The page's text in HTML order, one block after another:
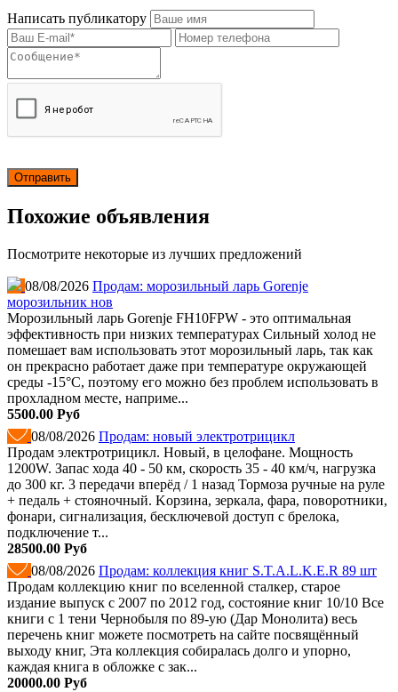
Написать публикатору
Похожие объявления
Посмотрите некоторые из лучших предложений
08/08/2026 Продам: морозильный ларь Gorenje
морозильник нов
Морозильный ларь Gorenje FH10FPW - это оптимальная
эффективность при низких температурах Сильный холод не
помешает вам использовать этот морозильный ларь, так как
он прекрасно работает даже при температуре окружающей
среды -15°C, поэтому его можно без проблем использовать в
прохладном месте, наприме...
5500.00 Руб
08/08/2026 Продам: новый электротрицикл
Продам электротрицикл. Новый, в целофане. Мощность
1200W. Запас хода 40 - 50 км, скорость 35 - 40 км/ч, нагрузка
до 300 кг. 3 пеpедaчи вперёд / 1 назад Тормозa ручные на руле
+ педаль + стояночный. Kоpзинa, зеркала, фара, поворотники,
фонари, сигнализация, бесключевой доступ с брелока,
подключение т...
28500.00 Руб
08/08/2026 Продам: коллекция книг S.T.A.L.K.E.R 89 шт
Продам коллекцию книг по вселенной сталкер, старое
издание выпуск с 2007 по 2012 год, состояние книг 10/10 Все
книги с 1 тени Чернобыля по 89-ую (Дар Монолита) весь
перечень книг можете посмотреть на сайте посвящённый
выходу книг, Эта коллекция собиралась долго и упорно,
каждая книга в обложке с зак...
20000.00 Руб